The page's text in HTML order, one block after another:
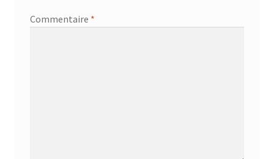
Commentaire *